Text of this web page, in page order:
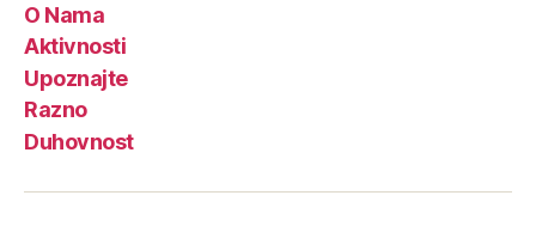
O Nama
Aktivnosti
Upoznajte
Razno
Duhovnost